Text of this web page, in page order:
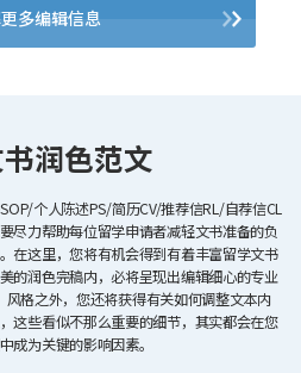
多编辑信息
润色范文
个人陈述PS/简历CV/推荐信RL/自荐信CL
尽力帮助每位留学申请者减轻文书准备的负
在这里，您将有机会得到有着丰富留学文书
的润色完稿内，必将呈现出编辑细心的专业
格之外，您还将获得有关如何调整文本内
这些看似不那么重要的细节，其实都会在您
成为关键的影响因素。